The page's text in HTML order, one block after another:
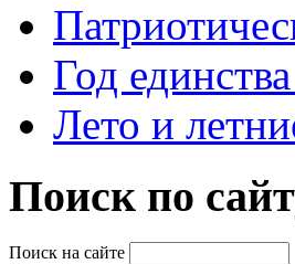
Год
Лето и
Поиск по
Поиск на сайте